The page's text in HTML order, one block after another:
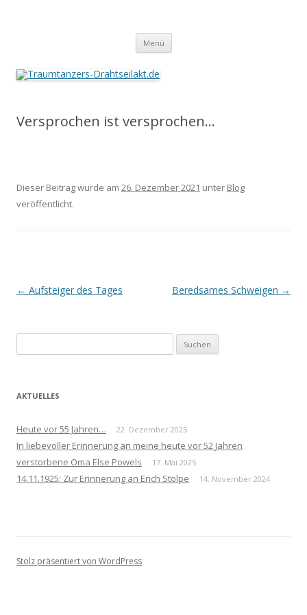
Menü Springe
Inhalt
Versprochen ist versprochen…
Dieser Beitrag wurde am 26. Dezember 2021 unter Blog
veröffentlicht.
Beitrags-
← Aufsteiger des Tages Beredsames Schweigen →
nach:
AKTUELLES
Heute vor 55 Jahren… 22. Dezember 2025
In liebevoller Erinnerung an meine heute vor 52 Jahren
verstorbene Oma Else Powels
17. Mai 2025
14.11.1925: Zur Erinnerung an Erich Stolpe 14. November 2024
Stolz präsentiert von WordPress